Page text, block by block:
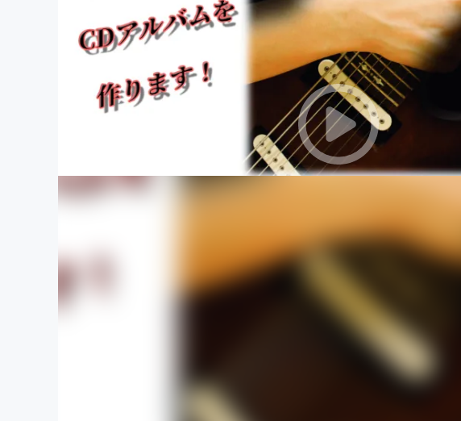
まちづくり・地域活性化